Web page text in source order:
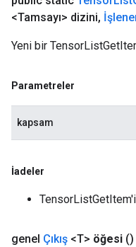
<Tamsayı> dizini,
Yeni bir
Parametreler
kapsam
İadeler
genel Çıkış <T> öğesi ()